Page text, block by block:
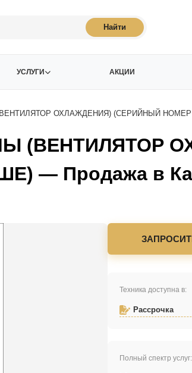
Найти
УСЛУГИ АКЦИИ
ОХЛАЖДЕНИЯ) (СЕРИЙНЫЙ НОМЕР
(ВЕНТИЛЯТОР
— Продажа в
Техника доступна в:
Рассрочка
Полный спектр услуг: